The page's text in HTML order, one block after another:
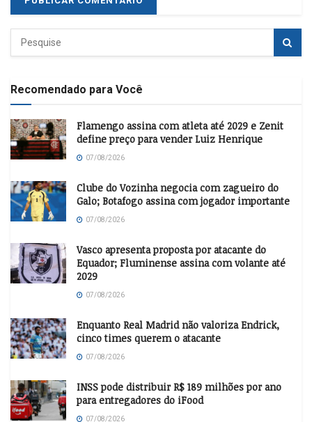
Recomendado para Você
Flamengo assina com atleta até 2029 e Zenit
define preço para vender Luiz Henrique
07/08/2026
Clube do Vozinha negocia com zagueiro do
Galo; Botafogo assina com jogador importante
07/08/2026
Vasco apresenta proposta por atacante do
Equador; Fluminense assina com volante até
2029
07/08/2026
Enquanto Real Madrid não valoriza Endrick,
cinco times querem o atacante
07/08/2026
INSS pode distribuir R$ 189 milhões por ano
para entregadores do iFood
07/08/2026